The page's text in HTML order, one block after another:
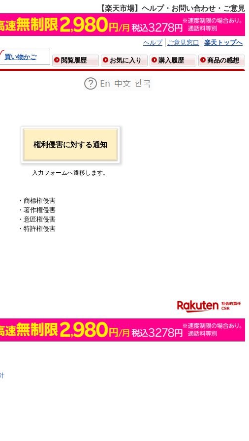
【楽天市場】ヘルプ・お問い合わせ・ご意見
ヘルプ ご意見窓口
楽天トップへ
買い物かご
閲覧履歴 お気に入り 購入履歴 商品の感想
権利侵害に対する通知
入力フォームへ遷移します。
・商標権侵害
・著作権侵害
・意匠権侵害
・特許権侵害